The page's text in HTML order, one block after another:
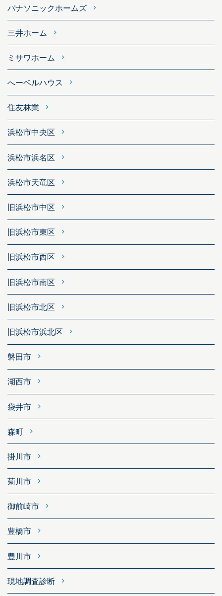
パナソニックホームズ
三井ホーム
ミサワホーム
へーベルハウス
住友林業
浜松市中央区
浜松市浜名区
浜松市天竜区
旧浜松市中区
旧浜松市東区
旧浜松市西区
旧浜松市南区
旧浜松市北区
旧浜松市浜北区
磐田市
湖西市
袋井市
森町
掛川市
菊川市
御前崎市
豊橋市
豊川市
現地調査診断